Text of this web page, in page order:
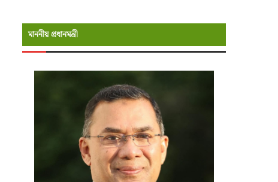
মাননীয় প্রধানমন্রী